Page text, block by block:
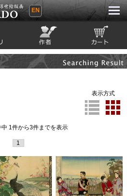
浮世
EN
絵師 カート
表示方式
1件から3件までを表示
1